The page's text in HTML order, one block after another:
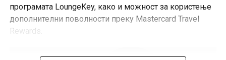
програмата LoungeKey, како и можност за користење
дополнителни поволности преку Mastercard Travel
Rewards.